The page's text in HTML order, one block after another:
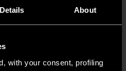
Details About
with your consent, profiling